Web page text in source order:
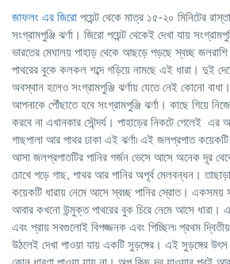
জাফলং এর জিরোপয়েন্ট থেকে মাত্র ১৫-২০ মিনিটের
সংগ্রামপুঞ্জি ঝর্ণা। জিরো পয়েন্ট থেকেই দেখা যায়
ভারতের মেঘালয় পাহাড় থেকে আছড়ে পড়ছে স্বচ্ছ
পাথরের বুকে কলকল শব্দে গড়িয়ে নামছে এই ধারা। দুই
অবস্থান হলেও সংগ্রামপুঞ্জি ঝর্ণায় যেতে নেই কোনো
আপনাকে পৌঁছাতে হবে সংগ্রামপুঞ্জি ঝর্ণা। কাছে গিয়ে
করবে না এখানকার সৌন্দর্য। পাহাড়ের নিকটে গেলেই এর
গাছপালা আর পাথর ঢাকা এই ঝর্ণা৷ এই জলপ্রপাত কয়েকটি
আসা জলপ্রপাতটির পানির গর্জন ভেসে আসে অনেক দূর
চোখে পড়ে গাছ, পাথর আর পানির অপূর্ব মেলবন্ধন। তাছাড়া
কয়েকটি ধারায় নেমে আসে স্বচ্ছ পানির স্রোত। একসময়
আবার কখনো উন্মুক্ত পাথরের বুক চিরে নেমে আসে ধারা।
এবং প্রায় সবগুলোই বিপজ্জনক এবং পিচ্ছিল৷ প্রথম দ্বিতীয়
উঠলেই দেখা পাওয়া যায় একটি সুড়ঙ্গের। এই সুড়ঙ্গের উৎস